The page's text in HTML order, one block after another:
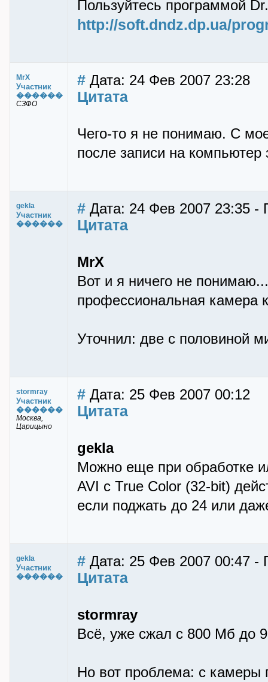
Пользуйтесь программой
http://soft.dndz.dp.ua/
MrX
Участник
������
СЗФО
# Дата: 24 Фев 2007 23:28
Цитата
Чего-то я не понимаю. С
после записи на
gekla
Участник
������
# Дата: 24 Фев 2007 23:35 -
Цитата
MrX
Вот и я ничего не
профессиональная камера
Уточнил: две с половиной
stormray
Участник
������
Москва,
Царицыно
# Дата: 25 Фев 2007 00:12
Цитата
gekla
Можно еще при обработке
AVI c True Color (32-bit)
если поджать до 24 или
gekla
Участник
������
# Дата: 25 Фев 2007 00:47 -
Цитата
stormray
Всё, уже сжал с 800 Мб до
Но вот проблема: с камеры